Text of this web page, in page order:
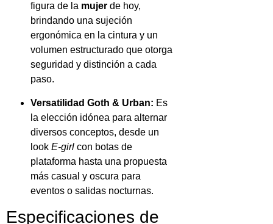
figura de la mujer de hoy,
brindando una sujeción
ergonómica en la cintura y un
volumen estructurado que otorga
seguridad y distinción a cada
paso.
Versatilidad Goth & Urban: Es
la elección idónea para alternar
diversos conceptos, desde un
look E-girl con botas de
plataforma hasta una propuesta
más casual y oscura para
eventos o salidas nocturnas.
Especificaciones de